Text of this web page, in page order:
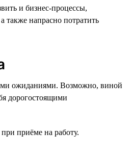
и бизнес-процессы,
также напрасно потратить
ожиданиями. Возможно, виной
дорогостоящими
приёме на работу.